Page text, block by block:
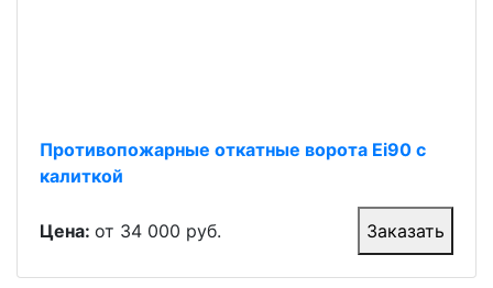
Противопожарные откатные ворота Ei90 с
калиткой
Цена: от 34 000 руб. Заказать